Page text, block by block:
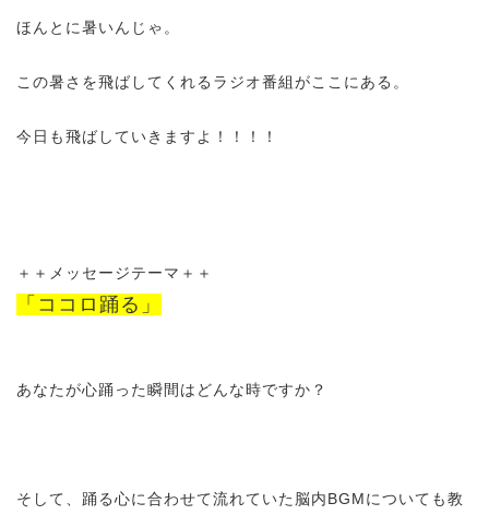
ほんとに暑いんじゃ。
この暑さを飛ばしてくれるラジオ番組がここにある。
今日も飛ばしていきますよ！！！！
＋＋メッセージテーマ＋＋
「ココロ踊る」
あなたが心踊った瞬間はどんな時ですか？
そして、踊る心に合わせて流れていた脳内BGMについても教